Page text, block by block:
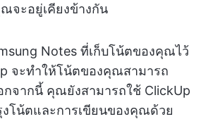
จะอยู่เคียงข้างกัน
Notes ที่เก็บโน้ตของคุณไว้
จะทำให้โน้ตของคุณสามารถ
กจากนี้ คุณยังสามารถใช้ ClickUp
งโน้ตและการเขียนของคุณด้วย